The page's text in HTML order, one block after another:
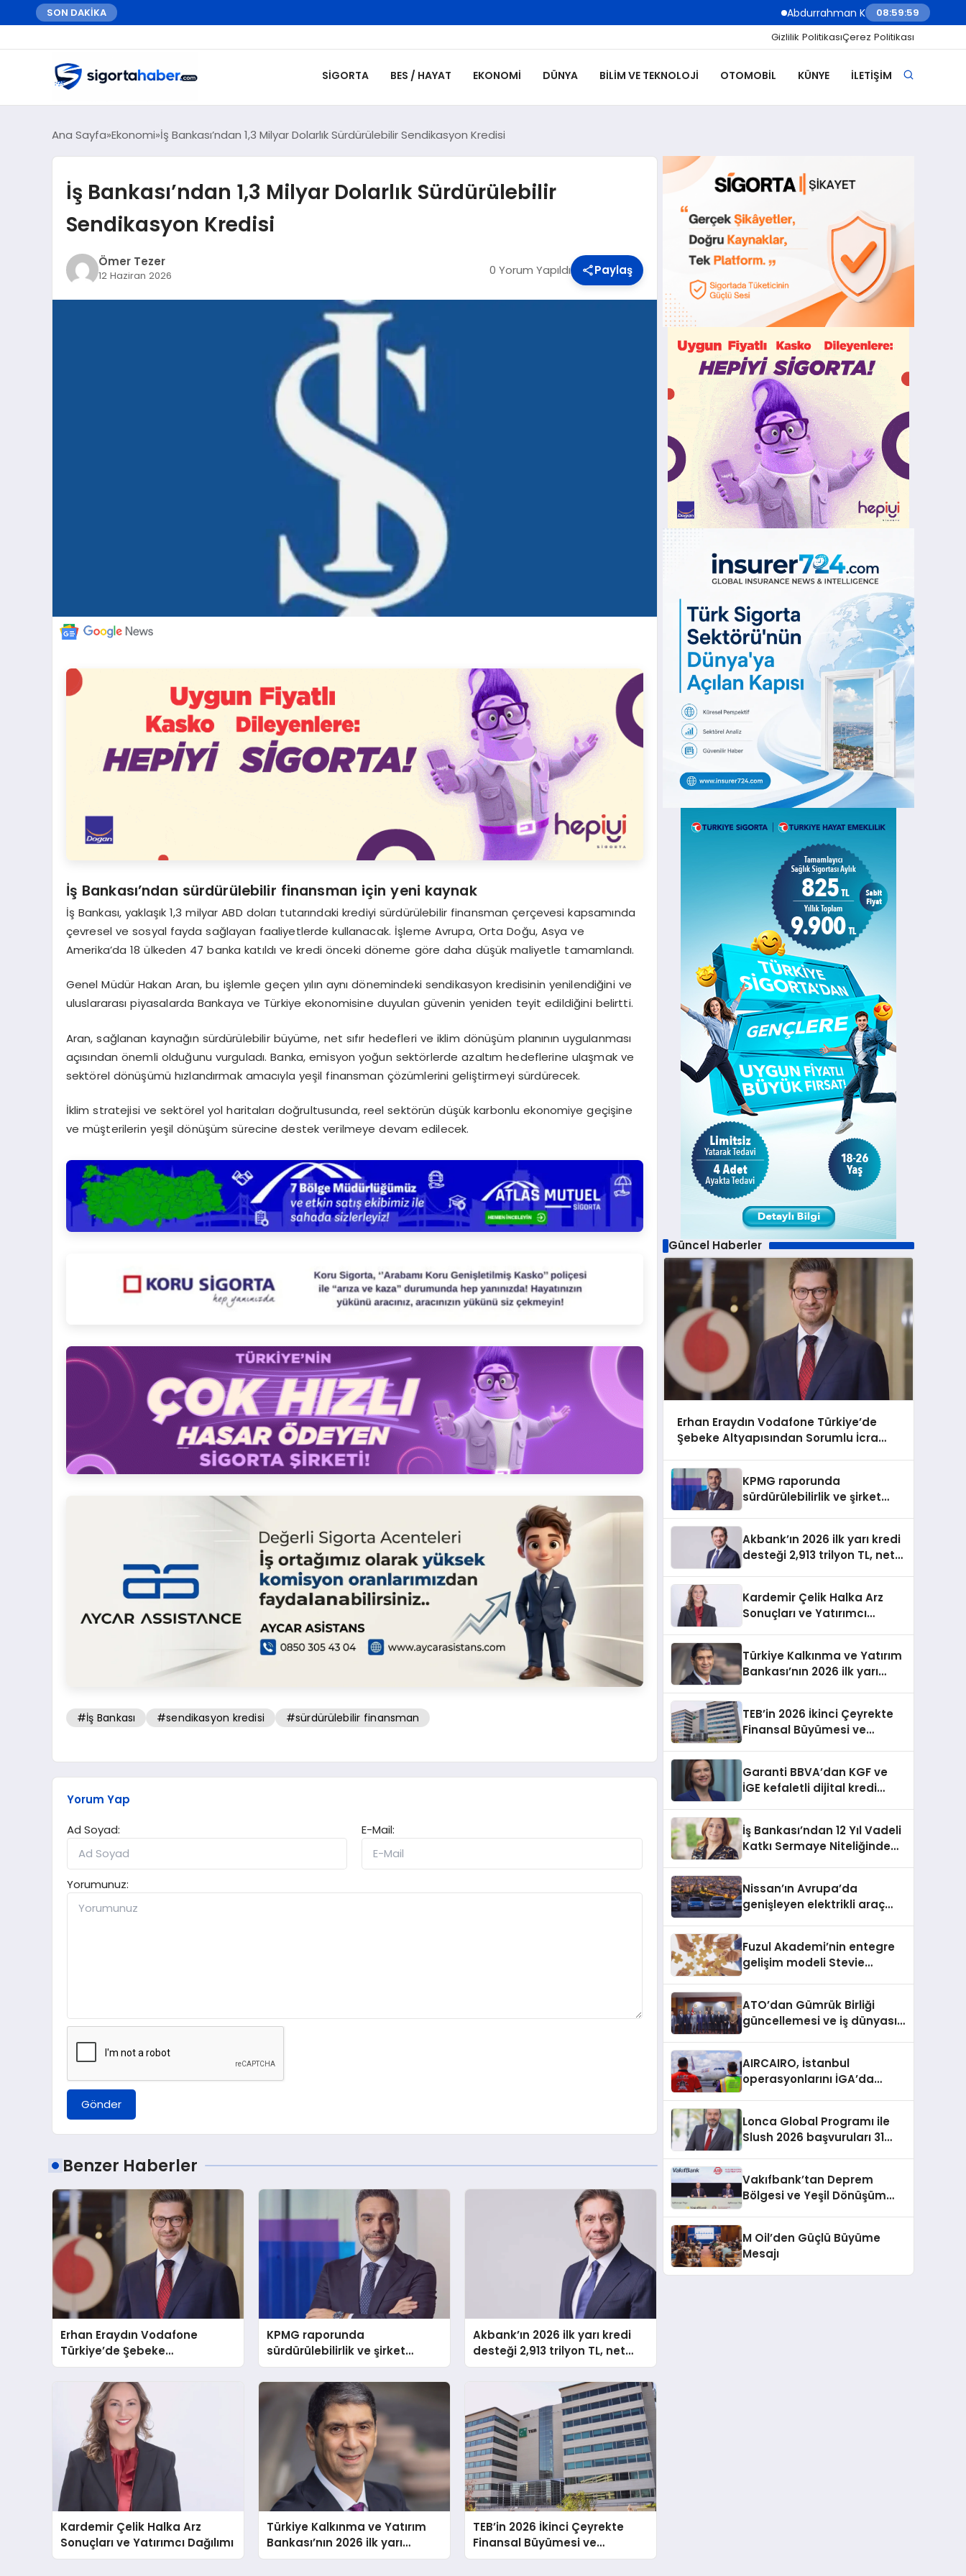
SON DAKİKA Abdurrahman Köse: “Sigorta Acenteleri
09:00:01
Gizlilik PolitikasıÇerez Politikası
SIGORTA BES / HAYAT EKONOMI DÜNYA BILIM VE TEKNOLOJI OTOMOBIL KÜNYE İLETIŞIM
Ana Sayfa Ekonomi İş Bankası’ndan 1,3 Milyar Dolarlık Sürdürülebilir Sendikasyon Kredisi
İş Bankası’ndan 1,3 Milyar Dolarlık Sürdürülebilir
Sendikasyon Kredisi
Ömer Tezer
12 Haziran 2026 0 Yorum Yapıldı Paylaş
İş Bankası’ndan sürdürülebilir finansman için yeni kaynak
İş Bankası, yaklaşık 1,3 milyar ABD doları tutarındaki krediyi sürdürülebilir finansman çerçevesi kapsamında
çevresel ve sosyal fayda sağlayan faaliyetlerde kullanacak. İşleme Avrupa, Orta Doğu, Asya ve
Amerika’da 18 ülkeden 47 banka katıldı ve kredi önceki döneme göre daha düşük maliyetle tamamlandı.
Genel Müdür Hakan Aran, bu işlemle geçen yılın aynı dönemindeki sendikasyon kredisinin yenilendiğini ve
uluslararası piyasalarda Bankaya ve Türkiye ekonomisine duyulan güvenin yeniden teyit edildiğini belirtti.
Aran, sağlanan kaynağın sürdürülebilir büyüme, net sıfır hedefleri ve iklim dönüşüm planının uygulanması
açısından önemli olduğunu vurguladı. Banka, emisyon yoğun sektörlerde azaltım hedeflerine ulaşmak ve
sektörel dönüşümü hızlandırmak amacıyla yeşil finansman çözümlerini geliştirmeyi sürdürecek.
İklim stratejisi ve sektörel yol haritaları doğrultusunda, reel sektörün düşük karbonlu ekonomiye geçişine
ve müşterilerin yeşil dönüşüm sürecine destek verilmeye devam edilecek.
#İş Bankası #sendikasyon kredisi #sürdürülebilir finansman
Yorum Yap
Ad Soyad:
E-Mail:
Yorumunuz:
Gönder
Benzer Haberler
Erhan Eraydın Vodafone
Türkiye’de Şebeke
Altyapısından Sorumlu İcra
Kurulu Başkan Yardımcısı oldu
KPMG raporunda
sürdürülebilirlik ve şirket
değerleme açığı
Akbank’ın 2026 ilk yarı kredi
desteği 2,913 trilyon TL, net
kârı 34,333 milyar TL
Kardemir Çelik Halka Arz
Sonuçları ve Yatırımcı Dağılımı
Türkiye Kalkınma ve Yatırım
Bankası’nın 2026 ilk yarı
finansal sonuçları ve
TEB’in 2026 İkinci Çeyrekte
Finansal Büyümesi ve
Stratejik Çalışmaları
Güncel Haberler
Erhan Eraydın Vodafone Türkiye’de
Şebeke Altyapısından Sorumlu İcra
KPMG raporunda
sürdürülebilirlik ve şirket
Akbank’ın 2026 ilk yarı kredi
desteği 2,913 trilyon TL, net
Kardemir Çelik Halka Arz
Sonuçları ve Yatırımcı
Türkiye Kalkınma ve Yatırım
Bankası’nın 2026 ilk yarı
TEB’in 2026 İkinci Çeyrekte
Finansal Büyümesi ve
Garanti BBVA’dan KGF ve
İGE kefaletli dijital kredi
İş Bankası’ndan 12 Yıl Vadeli
Katkı Sermaye Niteliğinde
Nissan’ın Avrupa’da
genişleyen elektrikli araç
Fuzul Akademi’nin entegre
gelişim modeli Stevie
ATO’dan Gümrük Birliği
güncellemesi ve iş dünyası
AIRCAIRO, İstanbul
operasyonlarını İGA’da
Lonca Global Programı ile
Slush 2026 başvuruları 31
Vakıfbank’tan Deprem
Bölgesi ve Yeşil Dönüşüm
M Oil’den Güçlü Büyüme
Mesajı